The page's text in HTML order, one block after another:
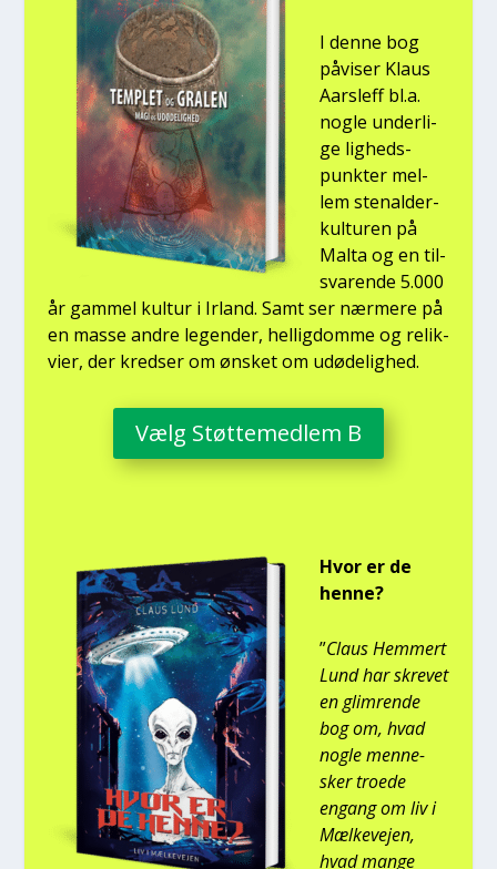
I den­ne bog
påvi­ser Klaus
Aars­l­eff bl.a.
nog­le under­li­
ge lig­heds­
punk­ter mel­
lem ste­nal­der­
kul­tu­ren på
Mal­ta og en til­
sva­ren­de 5.000
år gam­mel kul­tur i Irland. Samt ser nær­me­re på
en mas­se andre legen­der, hel­lig­dom­me og relik­
vi­er, der kred­ser om ønsket om udø­de­lig­hed.
Vælg Støt­te­med­lem B
Hvor er de
hen­ne?
”Claus Hem­mert
Lund har skre­vet
en glim­ren­de
bog om, hvad
nog­le men­ne­
sker tro­e­de
engang om liv i
Mæl­ke­vej­en,
hvad man­ge